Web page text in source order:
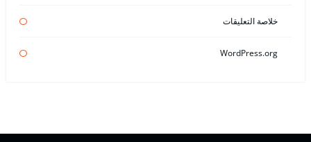
خلاصة التعليقات
WordPress.org